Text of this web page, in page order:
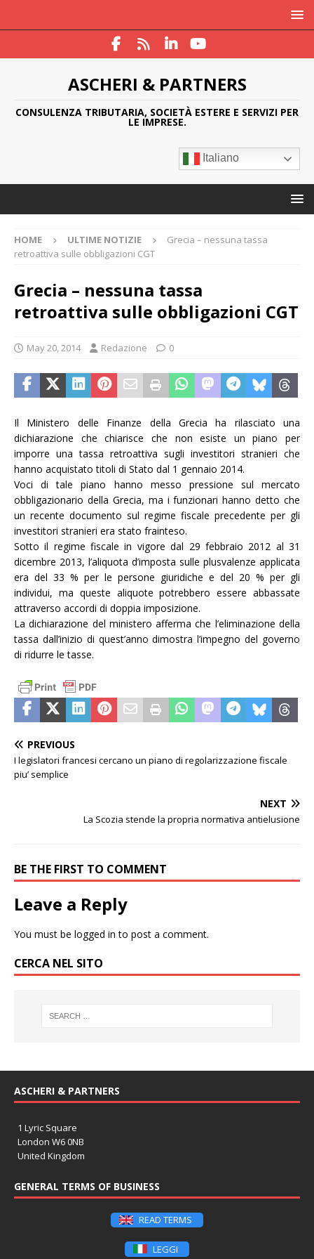
ASCHERI & PARTNERS
CONSULENZA TRIBUTARIA, SOCIETÀ ESTERE E SERVIZI PER
LE IMPRESE.
Italiano
HOME ULTIME NOTIZIE
Grecia – nessuna tassa
retroattiva sulle obbligazioni CGT
Grecia – nessuna tassa
retroattiva sulle obbligazioni CGT
May 20, 2014 Redazione 0
Il Ministero delle Finanze della Grecia ha rilasciato una
dichiarazione che chiarisce che non esiste un piano per
imporre una tassa retroattiva sugli investitori stranieri che
hanno acquistato titoli di Stato dal 1 gennaio 2014.
Voci di tale piano hanno messo pressione sul mercato
obbligazionario della Grecia, ma i funzionari hanno detto che
un recente documento sul regime fiscale precedente per gli
investitori stranieri era stato frainteso.
Sotto il regime fiscale in vigore dal 29 febbraio 2012 al 31
dicembre 2013, l’aliquota d’imposta sulle plusvalenze applicata
era del 33 % per le persone giuridiche e del 20 % per gli
individui, ma queste aliquote potrebbero essere abbassate
attraverso accordi di doppia imposizione.
La dichiarazione del ministero afferma che l’eliminazione della
tassa dall’inizio di quest’anno dimostra l’impegno del governo
di ridurre le tasse.
PREVIOUS
I legislatori francesi cercano un piano di regolarizzazione fiscale
piu’ semplice
NEXT
La Scozia stende la propria normativa antielusione
BE THE FIRST TO COMMENT
Leave a Reply
You must be logged in to post a comment.
CERCA NEL SITO
ASCHERI & PARTNERS
1 Lyric Square
London W6 0NB
United Kingdom
GENERAL TERMS OF BUSINESS
READ TERMS
LEGGI